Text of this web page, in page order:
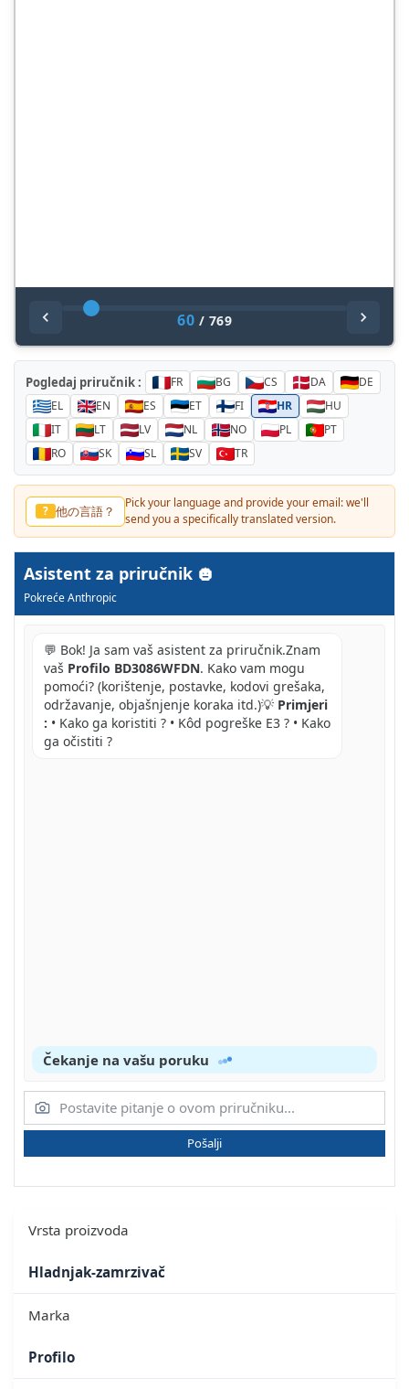
60 / 769
Pogledaj priručnik : FR BG CS DA
DE
EL
EN ES ET FI HR
HU
IT
LT LV NL NO PL
PT
RO
SK SL SV TR
? 他の言語？
Pick your language and provide your email: we'll
send you a specifically translated version.
Asistent za priručnik
Pokreće Anthropic
💬 Bok! Ja sam vaš asistent za priručnik.Znam
vaš Profilo BD3086WFDN. Kako vam mogu
pomoći? (korištenje, postavke, kodovi grešaka,
održavanje, objašnjenje koraka itd.)💡 Primjeri
: • Kako ga koristiti ? • Kôd pogreške E3 ? • Kako
ga očistiti ?
Čekanje na vašu poruku
Pošalji
Vrsta proizvoda
Hladnjak-zamrzivač
Marka
Profilo